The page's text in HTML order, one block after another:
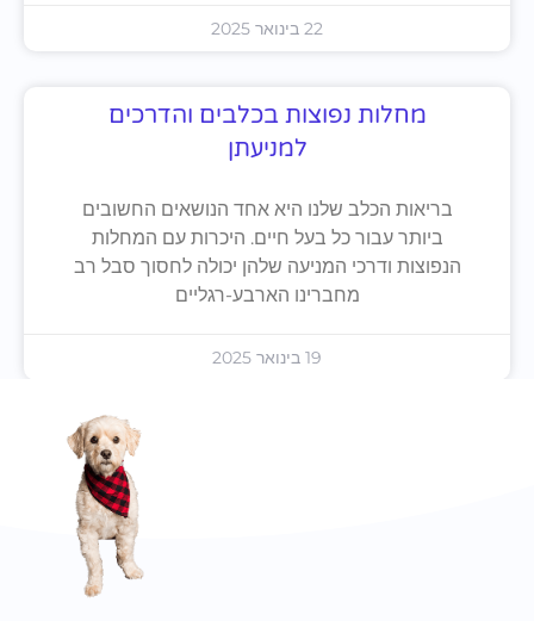
22 בינואר 2025
מחלות נפוצות בכלבים והדרכים
למניעתן
בריאות הכלב שלנו היא אחד הנושאים החשובים
ביותר עבור כל בעל חיים. היכרות עם המחלות
הנפוצות ודרכי המניעה שלהן יכולה לחסוך סבל רב
מחברינו הארבע-רגליים
19 בינואר 2025